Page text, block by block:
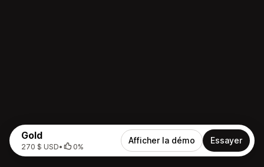
Gold
270 $ USD• 0%
Afficher la démo Essayer